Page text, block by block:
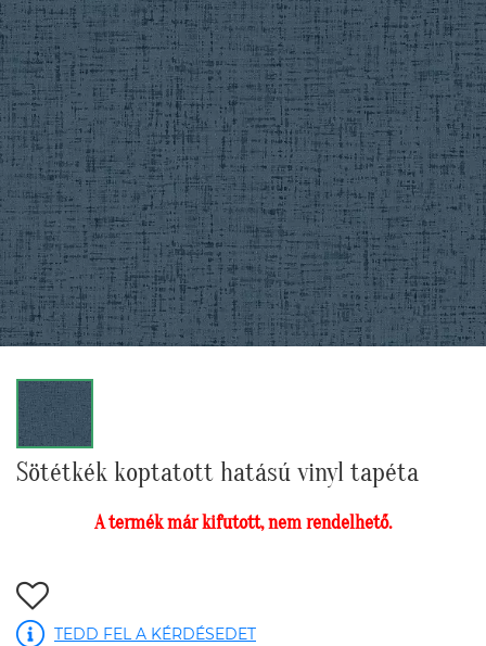
Sötétkék koptatott hatású vinyl tapéta
A termék már kifutott, nem rendelhető.
TEDD FEL A KÉRDÉSEDET